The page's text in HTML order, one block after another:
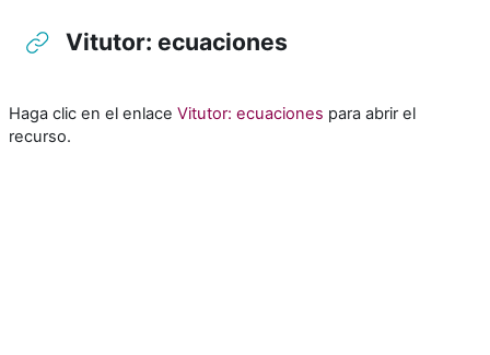
Vitutor: ecuaciones
Haga clic en el enlace Vitutor: ecuaciones para abrir el
recurso.